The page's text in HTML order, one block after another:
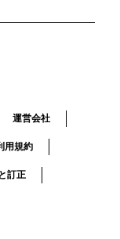
運営会社
用規約
訂正